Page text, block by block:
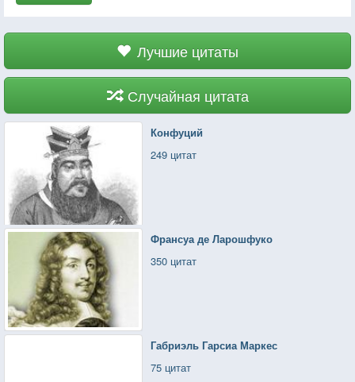
Лучшие цитаты
Случайная цитата
Конфуций
249 цитат
Франсуа де Ларошфуко
350 цитат
Габриэль Гарсиа Маркес
75 цитат